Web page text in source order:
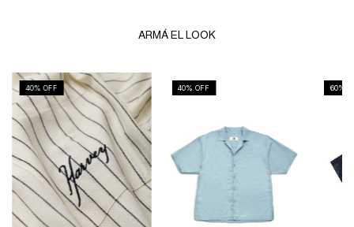
ARMÁ EL LOOK
40% OFF 40% OFF 60%